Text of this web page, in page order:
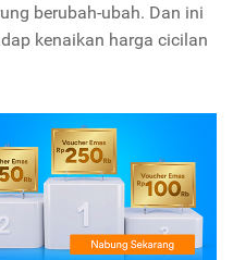
berubah-ubah. Dan ini
kenaikan harga cicilan